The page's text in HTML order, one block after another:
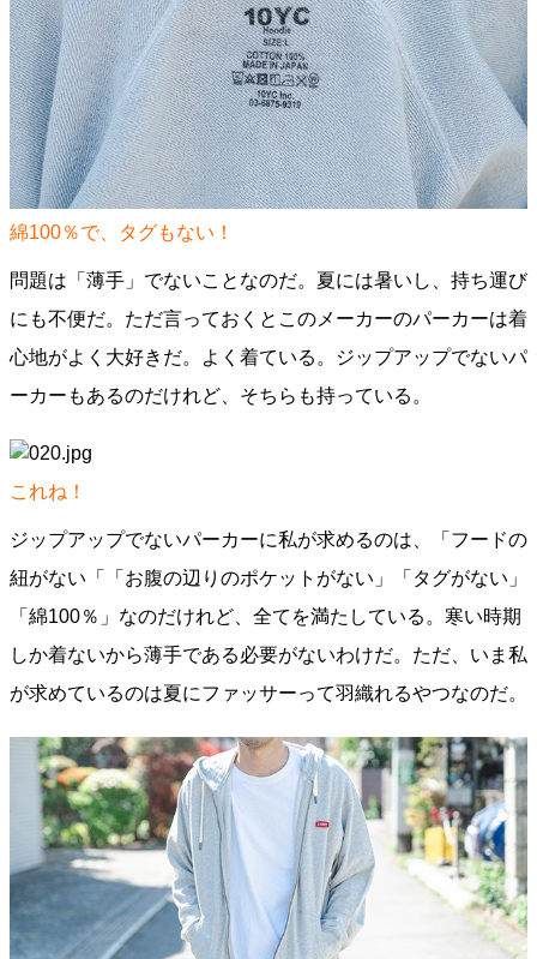
綿100％で、タグもない！
問題は「薄手」でないことなのだ。夏には暑いし、持ち運び
にも不便だ。ただ言っておくとこのメーカーのパーカーは着
心地がよく大好きだ。よく着ている。ジップアップでないパ
ーカーもあるのだけれど、そちらも持っている。
これね！
ジップアップでないパーカーに私が求めるのは、「フードの
紐がない「「お腹の辺りのポケットがない」「タグがない」
「綿100％」なのだけれど、全てを満たしている。寒い時期
しか着ないから薄手である必要がないわけだ。ただ、いま私
が求めているのは夏にファッサーって羽織れるやつなのだ。